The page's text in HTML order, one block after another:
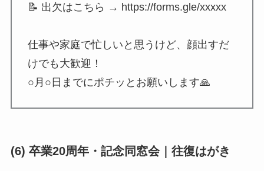
📝 出欠はこちら → https://forms.gle/xxxxx
仕事や家庭で忙しいと思うけど、顔出すだ
けでも大歓迎！
○月○日までにポチッとお願いします🙏
(6) 卒業20周年・記念同窓会｜往復はがき